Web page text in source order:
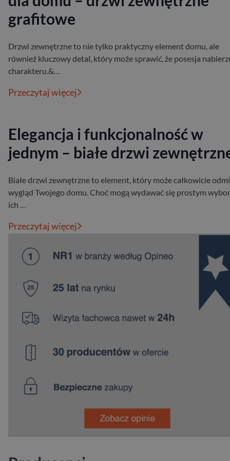
grafitowe
Drzwi zewnętrzne to nie tylko praktyczny element domu, ale
również kluczowy detal, który może sprawić, że posesja
charakteru.&…
Przeczytaj więcej
Elegancja i funkcjonalność w
jednym – białe drzwi
Białe drzwi zewnętrzne to element, który może całkowicie
wygląd Twojego domu. Choć mogą wydawać się prostym
ich …
Przeczytaj więcej